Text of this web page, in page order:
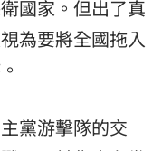
國家。但出了真
為要將全國拖入
黨游擊隊的交